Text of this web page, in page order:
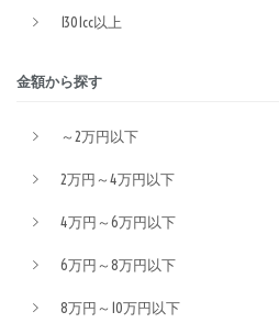
1301cc以上
金額から探す
～2万円以下
2万円～4万円以下
4万円～6万円以下
6万円～8万円以下
8万円～10万円以下